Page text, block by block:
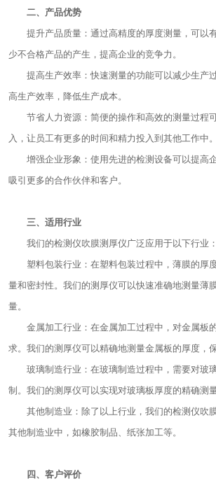
二、产品优势
提升产品质量：通过高精度的厚度测量，可以
少不合格产品的产生，提高企业的竞争力。
提高生产效率：快速测量的功能可以减少生产
高生产效率，降低生产成本。
节省人力资源：简便的操作和高效的测量过程
入，让员工有更多的时间和精力投入到其他工作中。
增强企业形象：使用先进的检测设备可以提高
吸引更多的合作伙伴和客户。
三、适用行业
我们的检测仪吹膜测厚仪广泛应用于以下行业：
塑料包装行业：在塑料包装过程中，薄膜的厚
量和密封性。我们的测厚仪可以快速准确地测量薄
量。
金属加工行业：在金属加工过程中，对金属板
求。我们的测厚仪可以精确地测量金属板的厚度，
玻璃制造行业：在玻璃制造过程中，需要对玻
制。我们的测厚仪可以实现对玻璃板厚度的精确测
其他制造业：除了以上行业，我们的检测仪吹
其他制造业中，如橡胶制品、纸张加工等。
四、客户评价